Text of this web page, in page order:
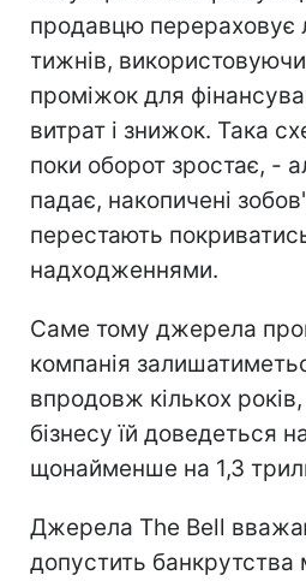
продавцю перераховує
тижнів,
проміжок для
витрат і знижок. Така
поки оборот зростає, -
падає, накопичені
перестають
надходженнями.
Саме тому джерела
компанія
впродовж кількох
бізнесу їй доведеться
щонайменше на 1,3
Джерела The Bell
допустить